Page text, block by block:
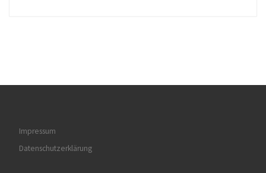
Impressum
Datenschutzerklärung